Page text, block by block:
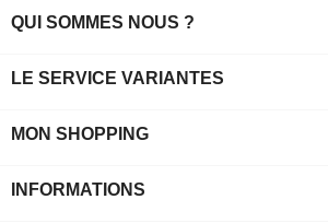
QUI SOMMES NOUS ?
LE SERVICE VARIANTES
MON SHOPPING
INFORMATIONS